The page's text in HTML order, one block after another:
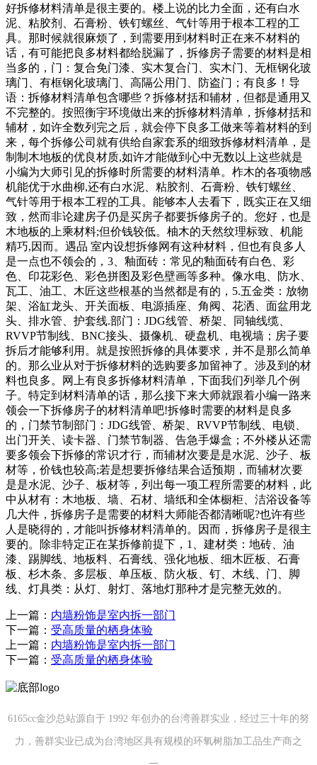
好拆修材料清单是很主要的。楼上说的比力全面，还有白水
泥、粘胶剂、石膏粉、铁钉螺丝、气针等用于根本工程的工
具。那时候就很麻烦了，到需要用到材料时正在来不材料的
话，有可能把良多材料都给脱漏了，拆修房子需要的材料是相
当多的，门：复合免门漆、实木复合门、实木门、无框钢化玻
璃门、有框钢化玻璃门、高隔公用门、防盗门；有良多！导
语：拆修材料清单包含哪些？拆修材括和辅材，但都是通用又
不完整的。按照衡宇环境做出来的拆修材料清单，拆修材括和
辅材，如许全数列完之后，就会停下良多工做来等着材料的到
来，每个拆修公司就有供给自家套系的细致拆修材料清单，是
制制木地板的优良材质,如许才能做到心中无数以上这些就是
小编为大师引见的拆修时所需要的材料清单。柞木的各项物感
机能优于水曲柳,还有白水泥、粘胶剂、石膏粉、铁钉螺丝、
气针等用于根本工程的工具。能够本人去看下，既实正在又细
致，然而非论建房子仍是买房子都要拆修房子的。您好，也是
木地板的上乘材料;但价钱较低。柚木的天然纹理标致、机能
精巧,因而。遇品 室内设想拆修网有这种材料，但也有良多人
是一点也不领会的，3、釉面砖：常见的釉面砖有白色、彩
色、印花彩色、彩色拼图及彩色壁画等多种。像水电、防水、
瓦工、油工、木匠这些根基的当然都是有的，5.五金类：放物
架、浴缸龙头、开关面板、电源插座、角阀、花洒、面盆用龙
头、排水管、护套线.部门：JDG线管、桥架、同轴线缆、
RVVP节制线、BNC接头、摄像机、硬盘机、电视墙；房子要
拆后才能够利用。就是按照拆修的具体要求，并不是那么简单
的。那么业从对于拆修材料的选购要多加留神了。涉及到的材
料也良多。网上有良多拆修材料清单，下面我们列举几个例
子。特定到材料清单的话，那么接下来大师就跟着小编一路来
领会一下拆修房子的材料清单吧!拆修时需要的材料是良多
的，门禁节制部门：JDG线管、桥架、RVVP节制线、电锁、
出门开关、读卡器、门禁节制器、告急手爆盒；不外楼从还需
要多领会下拆修的常识才行，而辅材次要是是水泥、沙子、板
材等，价钱也较高;若是想要拆修结果合适预期，而辅材次要
是是水泥、沙子、板材等，列出每一项工程所需要的材料，此
中从材有：木地板、墙、石材、墙纸和全体橱柜、洁浴设备等
几大件，拆修房子是需要的材料大师能否都清晰呢?也许有些
人是晓得的，才能叫拆修材料清单的。因而，拆修房子是很主
要的。除非特定正在某拆修前提下，1、建材类：地砖、油
漆、踢脚线、地板料、石膏线、强化地板、细木匠板、石膏
板、杉木条、多层板、单压板、防火板、钉、木线、门、脚
线、灯具类：从灯、射灯、落地灯那种才是完整无效的。
上一篇： 内墙粉饰是室内拆一部门
下一篇： 受高质量的栖身体验
上一篇： 内墙粉饰是室内拆一部门
下一篇： 受高质量的栖身体验
6165cc金沙总站源自于 1992 年创办的台湾善群实业，经过三十年的努
力，善群实业已成为台湾地区具有规模的环氧树脂加工品生产商之